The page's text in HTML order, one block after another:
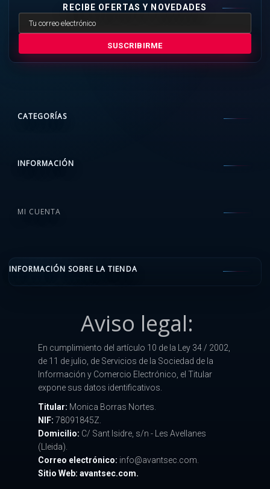
RECIBE OFERTAS Y NOVEDADES
SUSCRIBIRME
CATEGORÍAS
INFORMACIÓN
MI CUENTA
INFORMACIÓN SOBRE LA TIENDA
Aviso legal:
En cumplimiento del artículo 10 de la Ley 34 / 2002,
de 11 de julio, de Servicios de la Sociedad de la
Información y Comercio Electrónico, el Titular
expone sus datos identificativos.
Titular: Monica Borras Nortes.
NIF: 78091845Z.
Domicilio: C/ Sant Isidre, s/n - Les Avellanes
(Lleida).
Correo electrónico: info@avantsec.com.
Sitio Web: avantsec.com.